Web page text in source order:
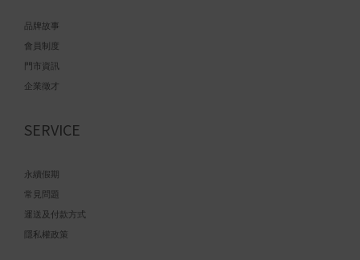
品牌故事
會員制度
門市資訊
企業徵才
SERVICE
永續假期
常見問題
運送及付款方式
隱私權政策